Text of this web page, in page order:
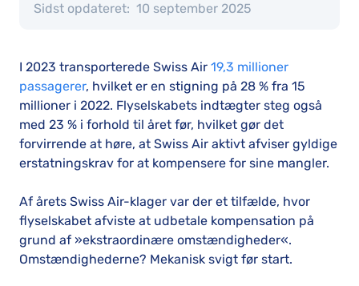
Sidst opdateret: 10 september 2025
I 2023 transporterede Swiss Air 19,3 millioner
passagerer, hvilket er en stigning på 28 % fra 15
millioner i 2022. Flyselskabets indtægter steg også
med 23 % i forhold til året før, hvilket gør det
forvirrende at høre, at Swiss Air aktivt afviser gyldige
erstatningskrav for at kompensere for sine mangler.
Af årets Swiss Air-klager var der et tilfælde, hvor
flyselskabet afviste at udbetale kompensation på
grund af »ekstraordinære omstændigheder«.
Omstændighederne? Mekanisk svigt før start.